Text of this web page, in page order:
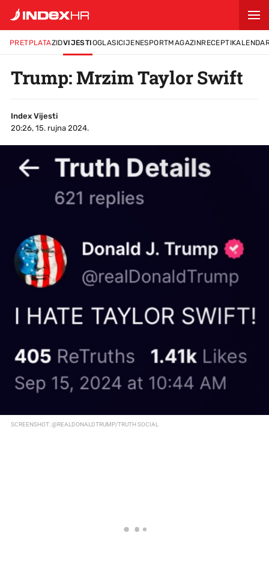
PRETPLATAZIDVIJESTIOGLASICIJENESPORTMAGAZINRECEPTI
Trump: Mrzim Taylor Swift
Index Vijesti
20:26, 15. rujna 2024.
SCREENSHOT: @REALDONALDTRUMP/TRUTH SOCIAL